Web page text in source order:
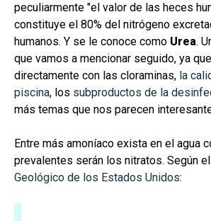
peculiarmente "el valor de las heces
constituye el 80% del nitrógeno
humanos. Y se le conoce como Urea.
que vamos a mencionar seguido, ya
directamente con las cloraminas, la
piscina, los subproductos de la
más temas que nos parecen
Entre más amoníaco exista en el agua
prevalentes serán los nitratos. Según el
Geológico de los Estados Unidos: